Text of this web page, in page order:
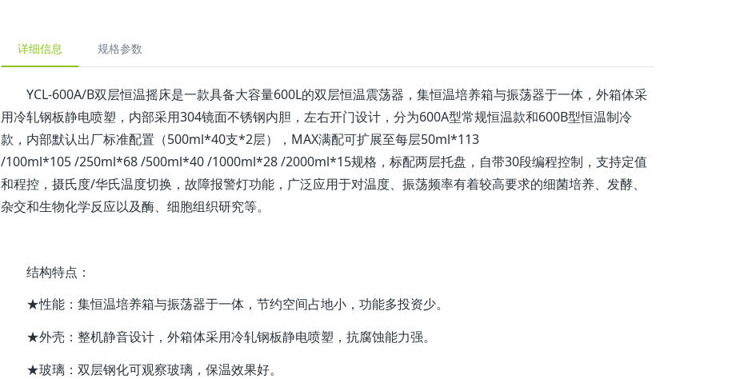
详细信息 规格参数
YCL-600A/B双层恒温摇床是一款具备大容量600L的双层恒温震荡器， 集恒温培养箱与振荡器于一体， 外箱体采
用冷轧钢板静电喷塑，内部采用304镜面不锈钢内胆，左右开门设计，分为600A型常规恒温款和600B型恒温制冷
款，内部默认出厂标准配置（500ml*40支*2层），MAX满配可扩展至每层50ml*113
/100ml*105 /250ml*68 /500ml*40 /1000ml*28 /2000ml*15规格，标配两层托盘，自带30段编程控制，支持定值
和程控， 摄氏度/华氏温度切换，故障报警灯功能， 广泛应用于对温度、振荡频率有着较高要求的细菌培养、发酵、
杂交和生物化学反应以及酶、细胞组织研究等。
结构特点：
★性能：集恒温培养箱与振荡器于一体，节约空间占地小，功能多投资少。
★外壳：整机静音设计，外箱体采用冷轧钢板静电喷塑，抗腐蚀能力强。
★玻璃：双层钢化可观察玻璃，保温效果好。